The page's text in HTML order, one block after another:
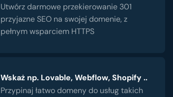
Utwórz darmowe przekierowanie 301
przyjazne SEO na swojej domenie, z
pełnym wsparciem HTTPS
Wskaż np. Lovable, Webflow, Shopify ..
Przypinaj łatwo domeny do usług takich